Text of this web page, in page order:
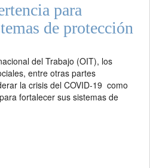
para
de protección
del Trabajo (OIT), los
entre otras partes
la crisis del COVID-19 como
fortalecer sus sistemas de